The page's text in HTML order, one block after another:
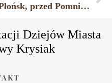
Płońsk, przed Pomnikiem Wolności przy ulicy Płockiej.
Dziejów Miasta
Krysiak